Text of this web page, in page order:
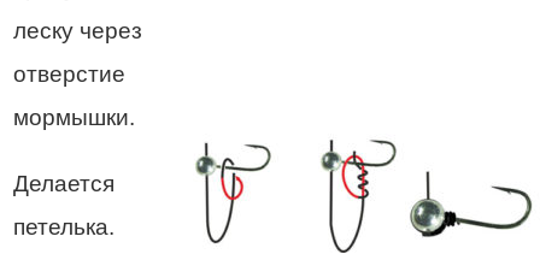
леску через
отверстие
мормышки.
Делается
петелька.